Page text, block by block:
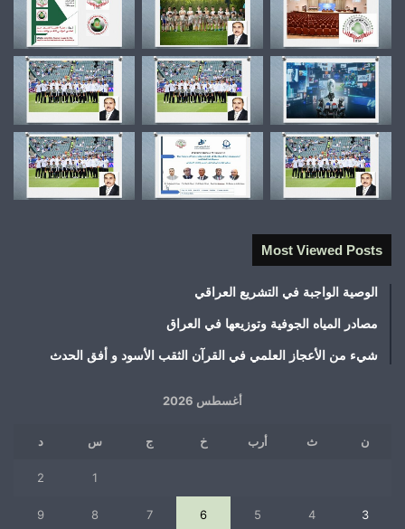
Most Viewed Posts
الوصية الواجبة في التشريع العراقي
مصادر المياه الجوفية وتوزيعها في العراق
شيء من الأعجاز العلمي في القرآن الثقب الأسود و أفق الحدث
أغسطس 2026
ن ث أرب خ ج س د
1
2
3
4
5
6
7
8
9